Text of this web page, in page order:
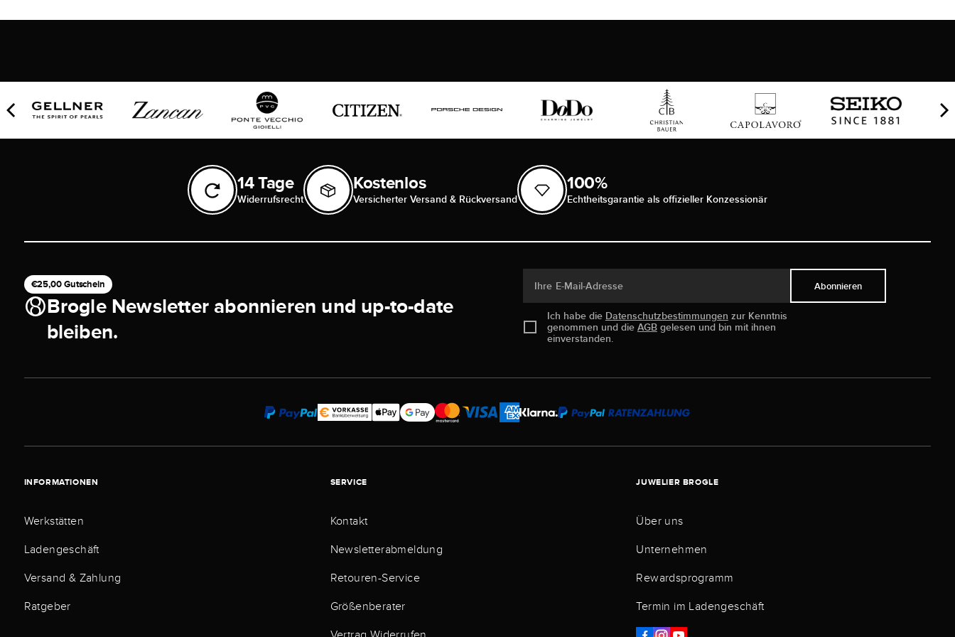
14 Tage
Widerrufsrecht
Kostenlos
Versicherter Versand & Rückversand
100%
Echtheitsgarantie als offizieller Konzessionär
€25,00 Gutschein
Brogle Newsletter abonnieren und up-to-date
bleiben.
Ihre E-Mail-Adresse
Ich habe die Datenschutzbestimmungen zur Kenntnis
genommen und die AGBgelesen und bin mit ihnen
einverstanden.
Abonnieren
INFORMATIONEN
Werkstätten
Ladengeschäft
Versand & Zahlung
Ratgeber
SERVICE
Kontakt
Newsletterabmeldung
Retouren-Service
Größenberater
JUWELIER BROGLE
Über uns
Unternehmen
Rewardsprogramm
Termin im Ladengeschäft